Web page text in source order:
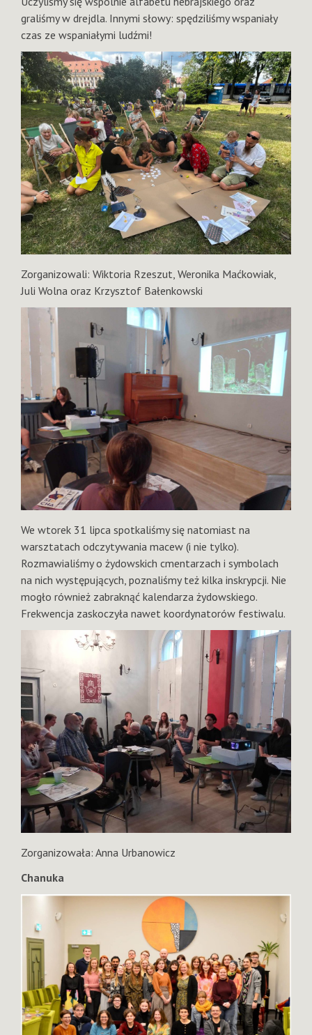
graliśmy w drejdla. Innymi słowy: spędziliśmy wspaniały
czas ze wspaniałymi ludźmi!
Zorganizowali: Wiktoria Rzeszut, Weronika Maćkowiak,
Juli Wolna oraz Krzysztof Bałenkowski
We wtorek 31 lipca spotkaliśmy się natomiast na
warsztatach odczytywania macew (i nie tylko).
Rozmawialiśmy o żydowskich cmentarzach i symbolach
na nich występujących, poznaliśmy też kilka inskrypcji. Nie
mogło również zabraknąć kalendarza żydowskiego.
Frekwencja zaskoczyła nawet koordynatorów festiwalu.
Zorganizowała: Anna Urbanowicz
Chanuka